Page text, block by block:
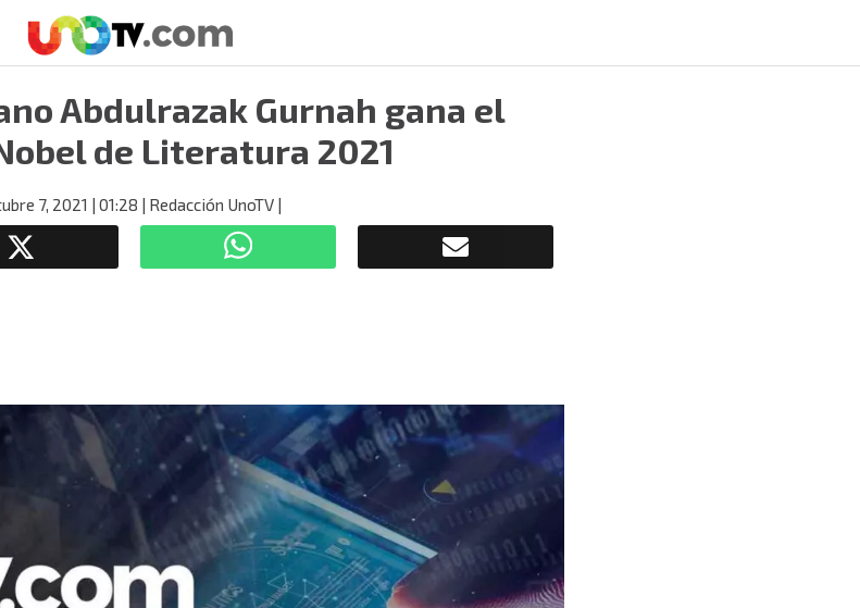
Abdulrazak Gurnah gana el
de Literatura 2021
7, 2021 | 01:28 | Redacción UnoTV |